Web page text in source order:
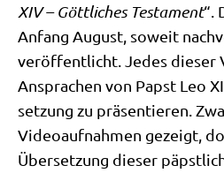
XIV – Gött­li­ches Testa­ment“.
Anfang August, soweit
ver­öf­fent­licht. Jedes die­ser
Anspra­chen von Papst Leo
set­zung zu prä­sen­tie­ren.
Video­auf­nah­men gezeigt,
Über­set­zung die­ser